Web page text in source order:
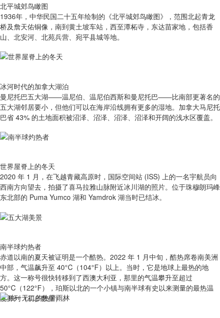
北平城郊鸟瞰图
1936年，中华民国二十五年绘制的《北平城郊鸟瞰图》，范围北起青龙
桥及詹天佑铜像，南到黄土坡车站，西至潭柘寺，东达苗家地，包括香
山、北安河、北苑兵营、宛平县城等地。
冰河时代的加拿大湖泊
曼尼托巴五大湖——温尼伯、温尼伯西斯和曼尼托巴——比南部更著名的
五大湖邻居要小，但他们可以在海岸沿线拥有更多的湿地。加拿大马尼托
巴省 43% 的土地面积被沼泽、沼泽、沼泽、沼泽和开阔的浅水区覆盖。
世界屋脊上的冬天
2020 年 1 月，在飞越青藏高原时，国际空间站 (ISS) 上的一名宇航员向
西南方向望去，拍摄了喜马拉雅山脉附近冰川湖的照片。位于珠穆朗玛峰
东北部的 Puma Yumco 湖和 Yamdrok 湖当时已结冰。
南半球灼热者
赤道以南的夏天被证明是一个酷热。2022 年 1 月中旬，酷热席卷南美洲
中部，气温飙升至 40°C（104°F）以上。当时，它是地球上最热的地
方。这一称号很快转移到了西澳大利亚，那里的气温攀升至超过
50°C（122°F），珀斯以北的一个小镇与南半球有史以来测量的最热温
度并列（初步数据）。